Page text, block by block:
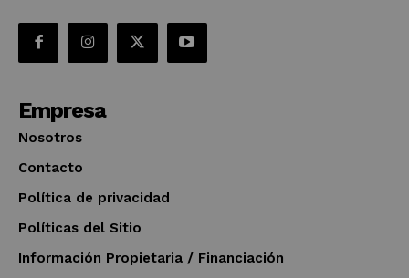
Empresa
Nosotros
Contacto
Política de privacidad
Políticas del Sitio
Información Propietaria / Financiación